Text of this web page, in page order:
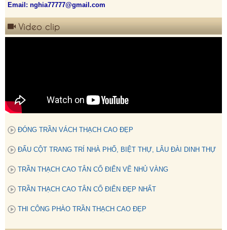
Email: nghia77777@gmail.com
Video clip
ĐÓNG TRẦN VÁCH THẠCH CAO ĐẸP
ĐẤU CỘT TRANG TRÍ NHÀ PHỐ, BIỆT THỰ, LÂU ĐÀI DINH THỰ
TRẦN THẠCH CAO TÂN CỔ ĐIỂN VẼ NHỦ VÀNG
TRẦN THẠCH CAO TÂN CỔ ĐIỂN ĐẸP NHẤT
THI CÔNG PHÀO TRẦN THẠCH CAO ĐẸP